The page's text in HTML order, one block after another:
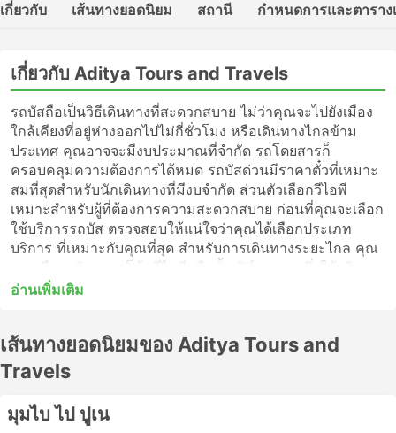
เกี่ยวกับ เส้นทางยอดนิยม สถานี กำหนดการและตาราง
เกี่ยวกับ Aditya Tours and Travels
รถบัสถือเป็นวิธีเดินทางที่สะดวกสบาย ไม่ว่าคุณจะไปยังเมือง
ใกล้เคียงที่อยู่ห่างออกไปไม่กี่ชั่วโมง หรือเดินทางไกลข้าม
ประเทศ คุณอาจจะมีงบประมาณที่จำกัด รถโดยสารก็
ครอบคลุมความต้องการได้หมด รถบัสด่วนมีราคาตั๋วที่เหมาะ
สมที่สุดสำหรับนักเดินทางที่มีงบจำกัด ส่วนตัวเลือกวีไอพี
เหมาะสำหรับผู้ที่ต้องการความสะดวกสบาย ก่อนที่คุณจะเลือก
ใช้บริการรถบัส ตรวจสอบให้แน่ใจว่าคุณได้เลือกประเภท
บริการ ที่เหมาะกับคุณที่สุด สำหรับการเดินทางระยะไกล คุณ
แบบไม่แวะพักไปจนถึงจุดหมายปลายทางของคุณ หรือเพียงแค่
สำหรับการเดินทางระยะสั้น แต่การนั่งรถระยะยาวมักไม่ใช่
ทางเลือกที่ดีที่สุด ศึกษาตารางเดินรถก่อนออกเดินทาง
เนื่องจากจุดหมายปลายทางระยะไกลหลายแห่งให้บริการโดย
รถประจำทางกลางคืน และบางแห่งมีที่นั่งกว้างขวางกว่าหรือ
มีตู้นอนสำหรับการเดินทางดังกล่าว ทำการจองตั๋วรถโดยสาร
อ่านเพิ่มเติม
เส้นทางยอดนิยมของ Aditya Tours and
Travels
มุมไบ ไป ปูเน